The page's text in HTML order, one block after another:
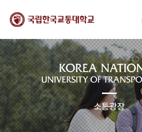
소통광장